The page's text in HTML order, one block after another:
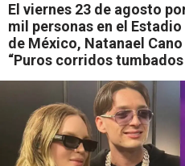
El viernes 23 de agosto
mil personas en el
de México, Natanael
“Puros corridos tumbados